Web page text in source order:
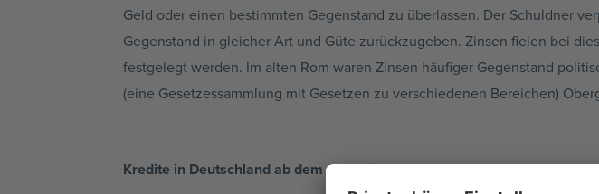
Geld oder einen bestimmten Gegenstand zu überlassen. Der Schuldner
Gegenstand in gleicher Art und Güte zurückzugeben. Zinsen fielen bei
festgelegt werden. Im alten Rom waren Zinsen häufiger Gegenstand
(eine Gesetzessammlung mit Gesetzen zu verschiedenen Bereichen)
Kredite in Deutschland ab dem Spätmittelalter